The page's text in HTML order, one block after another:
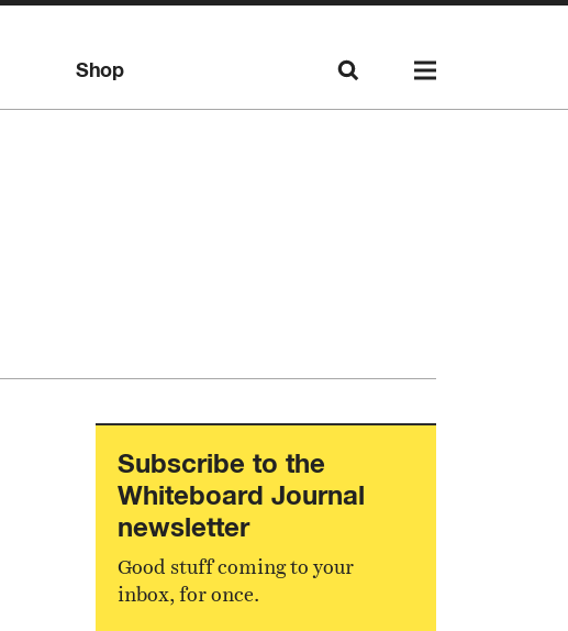
Shop
Subscribe to the
Whiteboard Journal
newsletter
Good stuff coming to your
inbox, for once.